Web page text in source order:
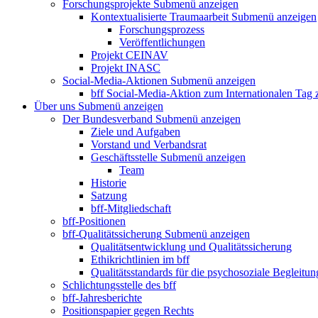
Forschungsprojekte Submenü anzeigen
Kontextualisierte Traumaarbeit Submenü anzeigen
Forschungsprozess
Veröffentlichungen
Projekt CEINAV
Projekt INASC
Social-Media-Aktionen Submenü anzeigen
bff Social-Media-Aktion zum Internationalen Tag
Über uns Submenü anzeigen
Der Bundesverband Submenü anzeigen
Ziele und Aufgaben
Vorstand und Verbandsrat
Geschäftsstelle Submenü anzeigen
Team
Historie
Satzung
bff-Mitgliedschaft
bff-Positionen
bff-Qualitätssicherung Submenü anzeigen
Qualitätsentwicklung und Qualitätssicherung
Ethikrichtlinien im bff
Qualitätsstandards für die psychosoziale
Schlichtungsstelle des bff
bff-Jahresberichte
Positionspapier gegen Rechts